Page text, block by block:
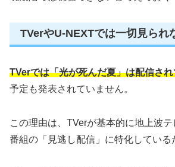
TVerやU-NEXTでは一切見られ
TVerでは「光が死んだ夏」は配信さ
予定も発表されていません。
この理由は、TVerが基本的に地上波
番組の「見逃し配信」に特化している